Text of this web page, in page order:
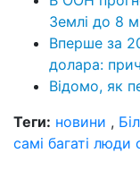
Землі до 8
Вперше за
долара:
Відомо, як
Теги: новини ,
самі багаті люди